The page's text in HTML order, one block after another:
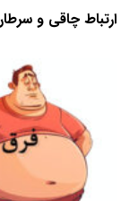
ارتباط چاقی و سرطان | چاقی